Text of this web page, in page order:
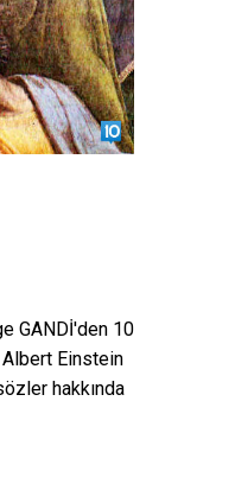
GANDİ'den 10
Albert Einstein
hakkında